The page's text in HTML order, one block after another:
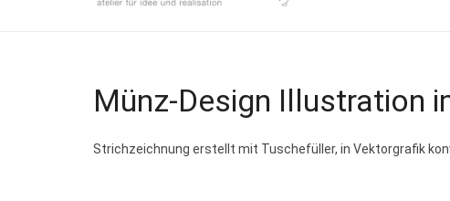
Münz-Design Illustration
Strichzeichnung erstellt mit Tuschefüller, in Vektorgrafik